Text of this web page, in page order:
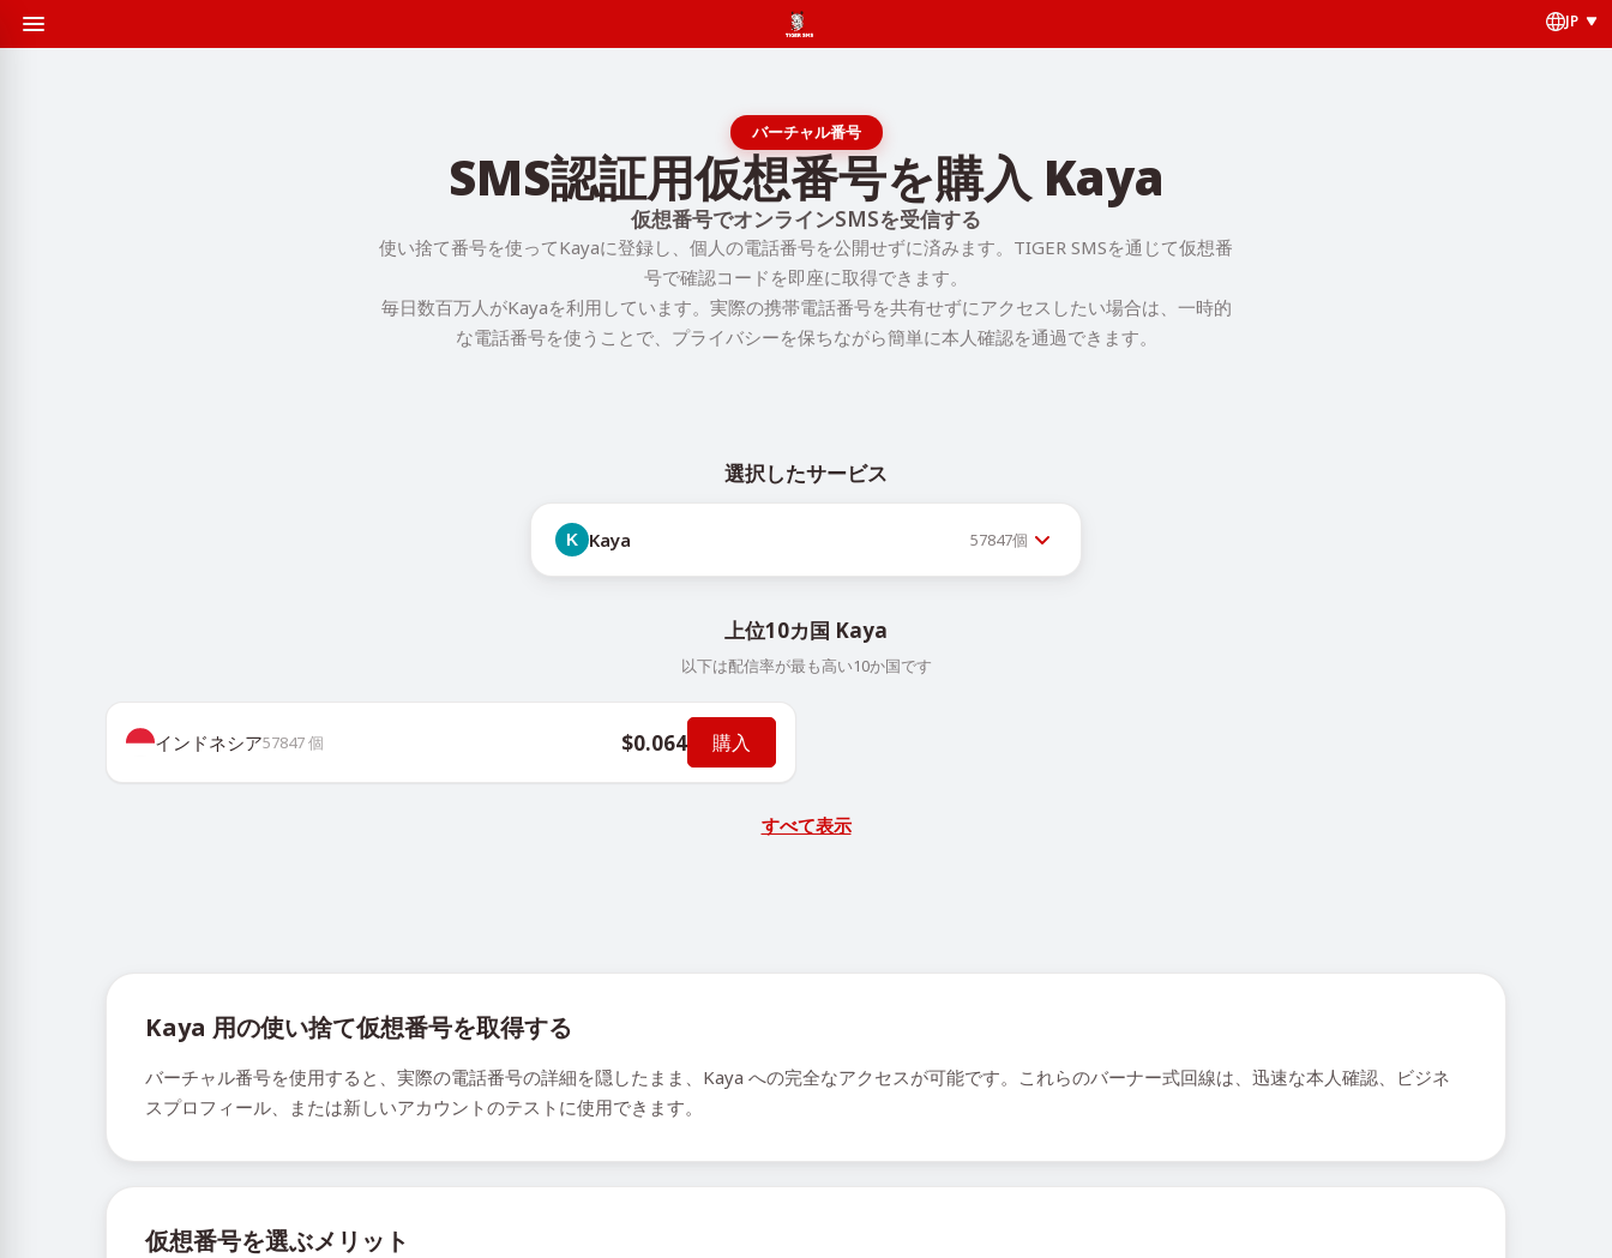
JP
バーチャル番号
SMS認証用仮想番号を購入 Kaya
仮想番号でオンラインSMSを受信する
使い捨て番号を使ってKayaに登録し、個人の電話番号を公開せずに済みます。TIGER SMSを通じて仮想番
号で確認コードを即座に取得できます。
毎日数百万人がKayaを利用しています。実際の携帯電話番号を共有せずにアクセスしたい場合は、一時的
な電話番号を使うことで、プライバシーを保ちながら簡単に本人確認を通過できます。
選択したサービス
Kaya 57847個
上位10カ国 Kaya
以下は配信率が最も高い10か国です
インドネシア57847個 $0.064 購入
すべて表示
Kaya 用の使い捨て仮想番号を取得する
バーチャル番号を使用すると、実際の電話番号の詳細を隠したまま、Kaya への完全なアクセスが可能です。これらのバーナー式回線は、迅速な本人確認、ビジネ
スプロフィール、または新しいアカウントのテストに使用できます。
仮想番号を選ぶメリット